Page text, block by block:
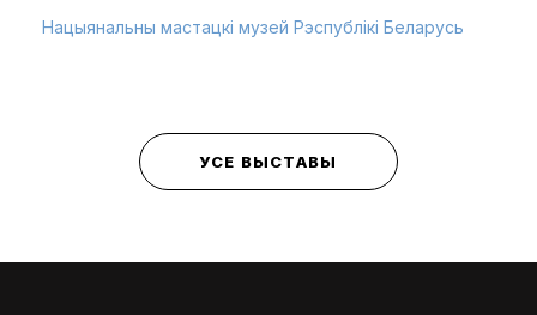
Нацыянальны мастацкі музей Рэспублікі Беларусь
УСЕ ВЫСТАВЫ